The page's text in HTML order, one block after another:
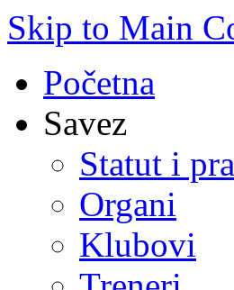
Skip to Main
Početna
Savez
Statut i
Organi
Klubovi